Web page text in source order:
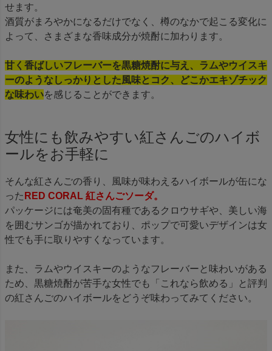
せます。
酒質がまろやかになるだけでなく、樽のなかで起こる変化に
よって、さまざまな香味成分が焼酎に加わります。
甘く香ばしいフレーバーを黒糖焼酎に与え、ラムやウイスキ
ーのようなしっかりとした風味とコク、どこかエキゾチック
な味わいを感じることができます。
女性にも飲みやすい紅さんごのハイボ
ールをお手軽に
そんな紅さんごの香り、風味が味わえるハイボールが缶にな
った RED CORAL 紅さんごソーダ。
パッケージには奄美の固有種であるクロウサギや、美しい海
を囲むサンゴが描かれており、ポップで可愛いデザインは女
性でも手に取りやすくなっています。
また、ラムやウイスキーのようなフレーバーと味わいがある
ため、黒糖焼酎が苦手な女性でも「これなら飲める」と評判
の紅さんごのハイボールをどうぞ味わってみてください。